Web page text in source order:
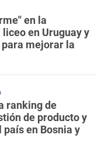
en la
en Uruguay y
mejorar la
ranking de
de producto y
en Bosnia y